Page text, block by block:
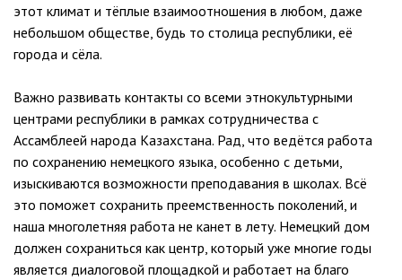
этот климат и тёплые взаимоотношения в любом, даже
небольшом обществе, будь то столица республики, её
города и сёла.
Важно развивать контакты со всеми этнокультурными
центрами республики в рамках сотрудничества с
Ассамблеей народа Казахстана. Рад, что ведётся работа
по сохранению немецкого языка, особенно с детьми,
изыскиваются возможности преподавания в школах. Всё
это поможет сохранить преемственность поколений, и
наша многолетняя работа не канет в лету. Немецкий дом
должен сохраниться как центр, который уже многие годы
является диалоговой площадкой и работает на благо